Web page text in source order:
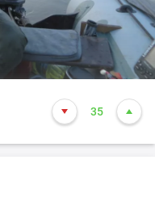
советую это сделать
35